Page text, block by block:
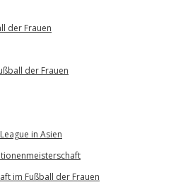
der Frauen
der Frauen
in Asien
im Fußball der Frauen